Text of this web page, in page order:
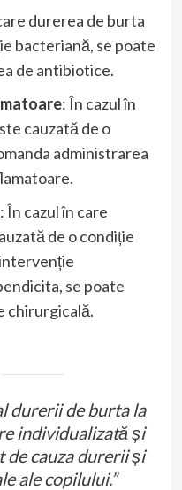
durerea de burta
bacteriană, se poate
de antibiotice.
: În cazul în
cauzată de o
administrarea
: În cazul în care
de o condiție
se poate
chirurgicală.
durerii de burta la
individualizată și
de cauza durerii și
ale copilului.”